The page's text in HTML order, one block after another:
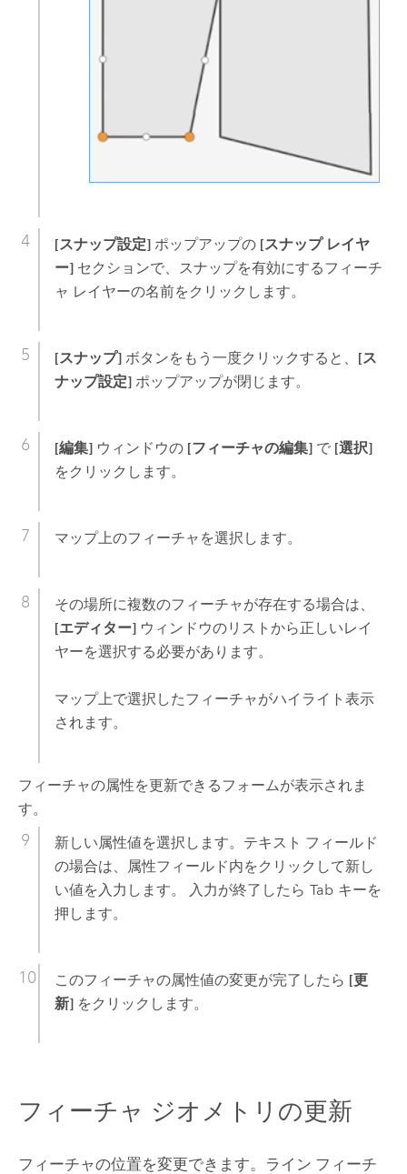
[スナップ設定]ポップアップの [スナップ レイヤ
ー]セクションで、スナップを有効にするフィーチ
ャ レイヤーの名前をクリックします。
[スナップ]ボタンをもう一度クリックすると、 [ス
ナップ設定]ポップアップが閉じます。
[編集]ウィンドウの [フィーチャの編集]で [選択]
をクリックします。
マップ上のフィーチャを選択します。
その場所に複数のフィーチャが存在する場合は、
[エディター]ウィンドウのリストから正しいレイ
ヤーを選択する必要があります。
マップ上で選択したフィーチャがハイライト表示
されます。
フィーチャの属性を更新できるフォームが表示されま
す。
新しい属性値を選択します。テキスト フィールド
の場合は、属性フィールド内をクリックして新し
い値を入力します。 入力が終了したら Tab キーを
押します。
このフィーチャの属性値の変更が完了したら [更
新]をクリックします。
フィーチャ ジオメトリの更新
フィーチャの位置を変更できます。ライン フィーチ